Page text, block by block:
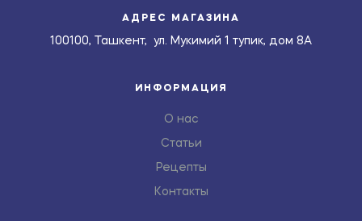
АДРЕС МАГАЗИНА
100100, Ташкент, ул. Мукимий 1 тупик, дом 8А
ИНФОРМАЦИЯ
О нас
Статьи
Рецепты
Контакты